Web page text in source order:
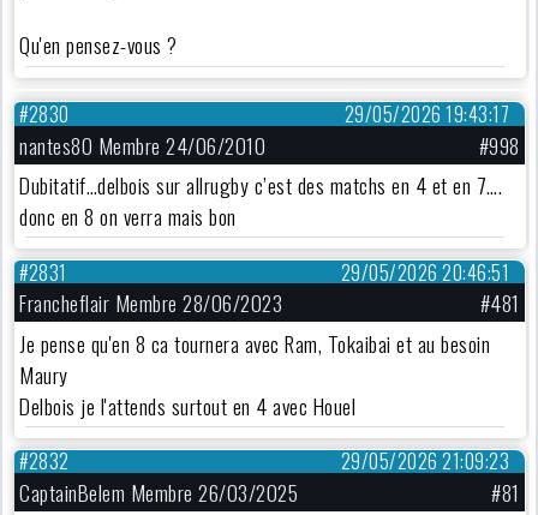
Qu'en pensez-vous ?
29/05/2026 19:43:17
#2830
nantes80 Membre 24/06/2010
#998
Dubitatif…delbois sur allrugby c’est des matchs en 4 et en 7….
donc en 8 on verra mais bon
29/05/2026 20:46:51
#2831
Francheflair Membre 28/06/2023
#481
Je pense qu'en 8 ca tournera avec Ram, Tokaibai et au besoin
Maury
Delbois je l'attends surtout en 4 avec Houel
29/05/2026 21:09:23
#2832
CaptainBelem Membre 26/03/2025
#81